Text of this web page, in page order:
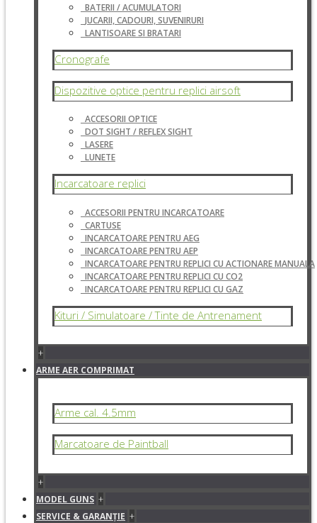
BATERII / ACUMULATORI
JUCARII, CADOURI, SUVENIRURI
LANTISOARE SI BRATARI
Cronografe
Dispozitive optice pentru replici airsoft
ACCESORII OPTICE
DOT SIGHT / REFLEX SIGHT
LASERE
LUNETE
Incarcatoare replici
ACCESORII PENTRU INCARCATOARE
CARTUSE
INCARCATOARE PENTRU AEG
INCARCATOARE PENTRU AEP
INCARCATOARE PENTRU REPLICI CU ACTIONARE MANUALA
INCARCATOARE PENTRU REPLICI CU CO2
INCARCATOARE PENTRU REPLICI CU GAZ
Kituri / Simulatoare / Tinte de Antrenament
+
ARME AER COMPRIMAT
Arme cal. 4.5mm
Marcatoare de Paintball
+
MODEL GUNS +
SERVICE & GARANŢIE +